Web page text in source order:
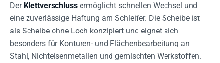
Der Klettverschluss ermöglicht schnellen Wechsel und
eine zuverlässige Haftung am Schleifer. Die Scheibe ist
als Scheibe ohne Loch konzipiert und eignet sich
besonders für Konturen- und Flächenbearbeitung an
Stahl, Nichteisenmetallen und gemischten Werkstoffen.